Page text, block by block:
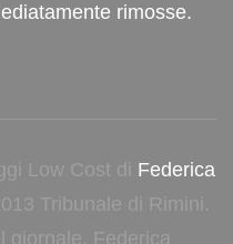
rimosse.
Low Cost di Federica
Tribunale di Rimini.
giornale, Federica